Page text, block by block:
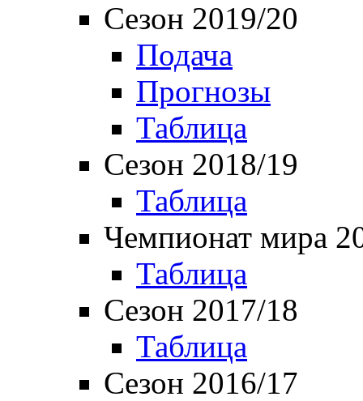
Сезон 2019/20
Подача
Прогнозы
Таблица
Сезон 2018/19
Таблица
Чемпионат мира
Таблица
Сезон 2017/18
Таблица
Сезон 2016/17